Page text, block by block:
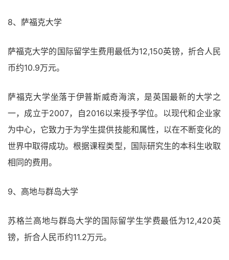
8、萨福克大学
萨福克大学的国际留学生费用最低为12,150英镑，折合人民
币约10.9万元。
萨福克大学坐落于伊普斯威奇海滨，是英国最新的大学之
一，成立于2007，自2016以来授予学位。以现代和企业家
为中心，它致力于为学生提供技能和属性，以在不断变化的
世界中取得成功。根据课程类型，国际研究生的本科生收取
相同的费用。
9、高地与群岛大学
苏格兰高地与群岛大学的国际留学生学费最低为12,420英
镑，折合人民币约11.2万元。